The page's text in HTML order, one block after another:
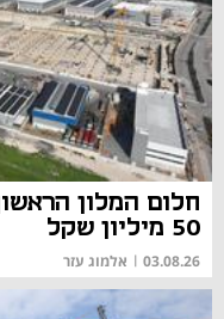
חלום המלון
50 מיליון שקל
03.08.26
| אלמוג עזר